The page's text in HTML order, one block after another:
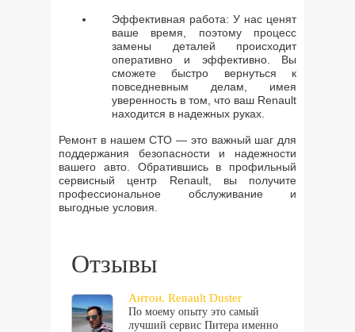
Эффективная работа: У нас ценят
ваше время, поэтому процесс
замены деталей происходит
оперативно и эффективно. Вы
сможете быстро вернуться к
повседневным делам, имея
уверенность в том, что ваш Renault
находится в надежных руках.
Ремонт в нашем СТО — это важный шаг для
поддержания безопасности и надежности
вашего авто. Обратившись в профильный
сервисный центр Renault, вы получите
профессиональное обслуживание и
выгодные условия.
Отзывы
Антон. Renault Duster
По моему опыту это самый
лучший сервис Питера именно